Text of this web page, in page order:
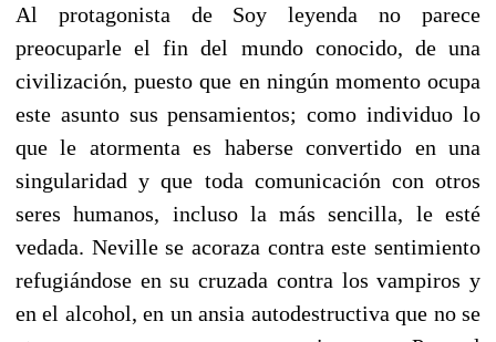
Al protagonista de Soy leyenda no parece
preocuparle el fin del mundo conocido, de una
civilización, puesto que en ningún momento ocupa
este asunto sus pensamientos; como individuo lo
que le atormenta es haberse convertido en una
singularidad y que toda comunicación con otros
seres humanos, incluso la más sencilla, le esté
vedada. Neville se acoraza contra este sentimiento
refugiándose en su cruzada contra los vampiros y
en el alcohol, en un ansia autodestructiva que no se